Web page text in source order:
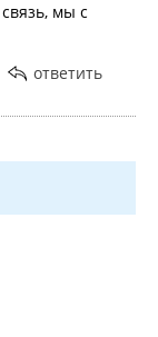
мы с
ответить